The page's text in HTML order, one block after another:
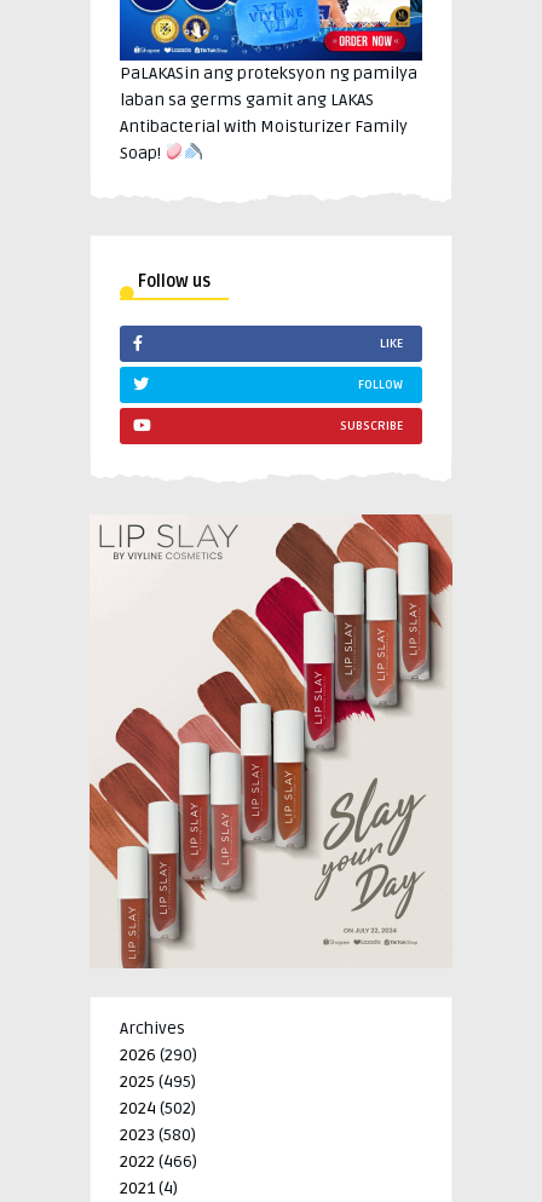
PaLAKASin ang proteksyon ng pamilya
laban sa germs gamit ang LAKAS
Antibacterial with Moisturizer Family
Soap!
Follow us
LIKE
FOLLOW
SUBSCRIBE
Archives
2026 (290)
2025 (495)
2024 (502)
2023 (580)
2022 (466)
2021(4)